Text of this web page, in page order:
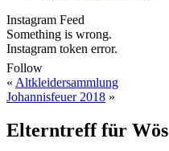
Instagram Feed
Something is wrong.
Instagram token error.
Follow
« Altkleidersammlung
Johannisfeuer 2018 »
Elterntreff für Wös